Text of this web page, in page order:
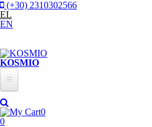
Παράκαμψη προς το κυρίως περιεχόμενο
(+30) 2310302566
EL
EN
KOSMIO
0
0